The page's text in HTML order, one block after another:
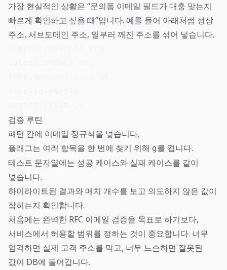
가장 현실적인 상황은 “문의폼 이메일 필드가 대충 맞는지
빠르게 확인하고 싶을 때”입니다. 예를 들어 아래처럼 정상
주소, 서브도메인 주소, 일부러 깨진 주소를 섞어 넣습니다.
검증 루틴
패턴 칸에 이메일 정규식을 넣습니다.
플래그는 여러 항목을 한 번에 찾기 위해 g를 켭니다.
테스트 문자열에는 성공 케이스와 실패 케이스를 같이
넣습니다.
하이라이트된 결과와 매치 개수를 보고 의도하지 않은 값이
잡히는지 확인합니다.
처음에는 완벽한 RFC 이메일 검증을 목표로 하기보다,
서비스에서 허용할 범위를 정하는 것이 중요합니다. 너무
엄격하면 실제 고객 주소를 막고, 너무 느슨하면 잘못된
값이 DB에 들어갑니다.